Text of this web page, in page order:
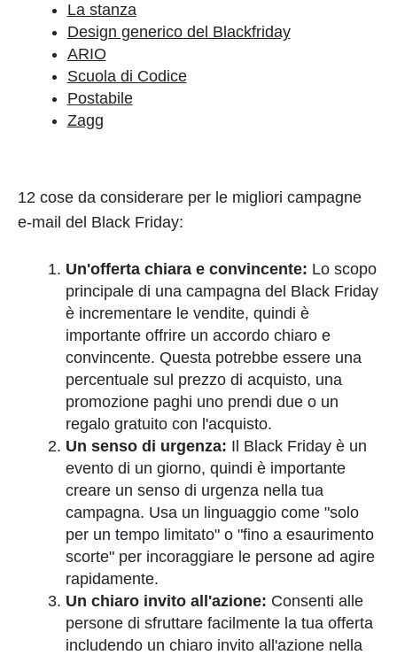
La stanza
Design generico del Blackfriday
ARIO
Scuola di Codice
Postabile
Zagg
12 cose da considerare per le migliori campagne
e-mail del Black Friday:
Un'offerta chiara e convincente: Lo scopo
principale di una campagna del Black Friday
è incrementare le vendite, quindi è
importante offrire un accordo chiaro e
convincente. Questa potrebbe essere una
percentuale sul prezzo di acquisto, una
promozione paghi uno prendi due o un
regalo gratuito con l'acquisto.
Un senso di urgenza: Il Black Friday è un
evento di un giorno, quindi è importante
creare un senso di urgenza nella tua
campagna. Usa un linguaggio come "solo
per un tempo limitato" o "fino a esaurimento
scorte" per incoraggiare le persone ad agire
rapidamente.
Un chiaro invito all'azione: Consenti alle
persone di sfruttare facilmente la tua offerta
includendo un chiaro invito all'azione nella